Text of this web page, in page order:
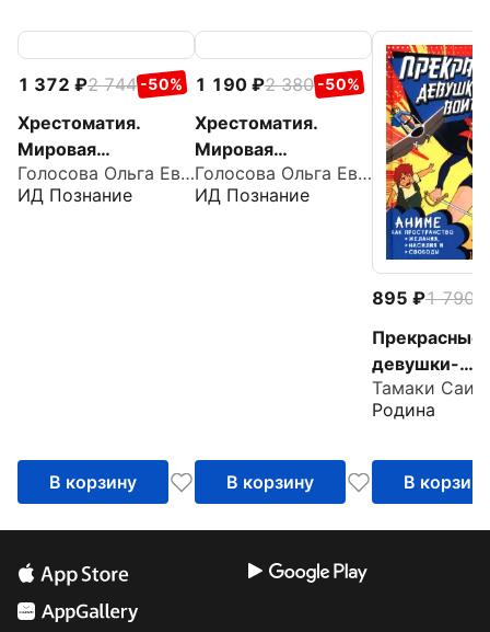
1 372 2 744 -50%
Хрестоматия.
Мировая
художественная
культура. Древний
Голосова Ольга Евгеньевна
ИД Познание
В корзину
1 190 2 380 -50%
Хрестоматия.
Мировая
художественная
культура. Античный
Голосова Ольга Евгеньевна
ИД Познание
В корзину
895 1 790
Прекрасные
девушки-
Аниме как
желания,
свободы
Тамаки
Родина
В корзину